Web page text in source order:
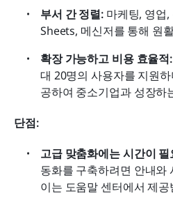
부서 간 정렬: 마케팅, 영업,
Sheets, 메신저를 통해 원
확장 가능하고 비용 효율적:
대 20명의 사용자를 지원
공하여 중소기업과 성장하
단점:
고급 맞춤화에는 시간이 필
동화를 구축하려면 안내와
이는 도움말 센터에서 제